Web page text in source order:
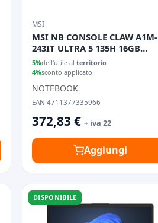
MSI
MSI NB CONSOLE CLAW A1M-
243IT ULTRA 5 135H 16GB
512GB SSD 7 WIN 11 HOME
5%dell'utile al territorio
4%sconto applicato
NOTEBOOK
EAN 4711377335966
372,83 € + iva 22
Aggiungi
DISPONIBILE